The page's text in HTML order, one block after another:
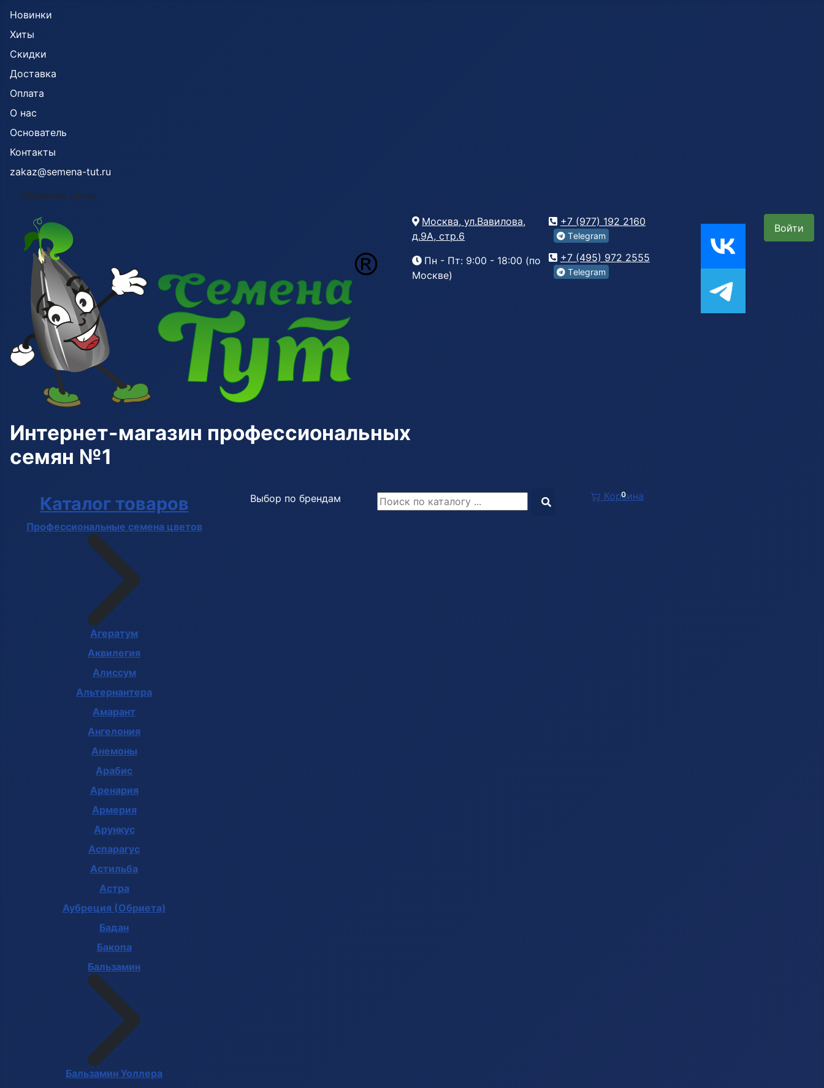
Новинки
Хиты
Скидки
Доставка
Оплата
О нас
Основатель
Контакты
zakaz@semena-tut.ru
Обратная связь
Интернет-магазин профессиональных
семян №1
Москва, ул.Вавилова,
д.9А, стр.6
Пн - Пт: 9:00 - 18:00 (по
Москве)
+7 (977) 192 2160
Tеlegrаm
+7 (495) 972 2555
Tеlegrаm
Войти
Каталог товаров
Профессиональные семена цветов
Агератум
Аквилегия
Алиссум
Альтернантера
Амарант
Ангелония
Анемоны
Арабис
Аренария
Армерия
Арункус
Аспарагус
Астильба
Астра
Аубреция (Обриета)
Бадан
Бакопа
Бальзамин
Бальзамин Уоллера
Выбор по брендам 0
Корзина